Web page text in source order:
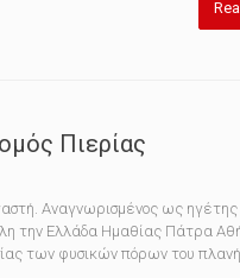
Πιερίας
Αναγνωρισμένος ως
την Ελλάδα Ημαθίας Πάτρα
των φυσικών πόρων του